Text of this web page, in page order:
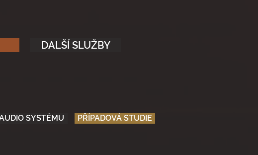
DALŠÍ SLUŽBY
SYSTÉMU PŘÍPADOVÁ STUDIE